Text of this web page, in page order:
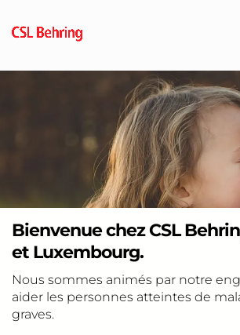
contenu
Bienvenue chez CSL
et Luxembourg.
Nous sommes animés par notre
aider les personnes atteintes de
graves.